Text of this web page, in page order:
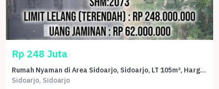
Rp 248 Juta
Rumah Nyaman di Area Sidoarjo, Sidoarjo, LT 105m², Harga 248 Juta
Sidoarjo, Sidoarjo